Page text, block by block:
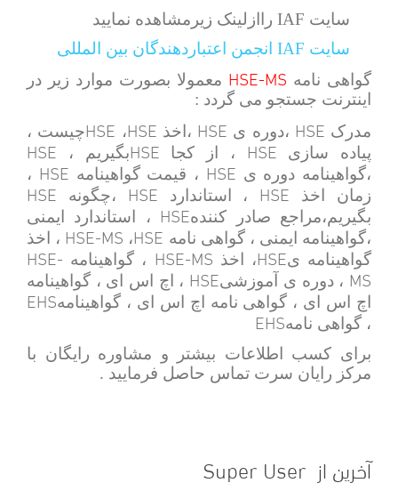
سایت IAF راازلینک زیرمشاهده نمایید
سایت IAF انجمن اعتباردهندگان بین المللی
گواهی نامه HSE-MS معمولا بصورت موارد زیر در
اینترنت جستجو می گردد :
مدرک HSE ،دوره ی HSE ،اخذ HSE، HSEچیست ،
پیاده سازی HSE ، از کجا HSEبگیریم ، HSE
،گواهینامه دوره ی HSE ، قیمت گواهینامه HSE ،
زمان اخذ HSE ، استاندارد HSE ،چگونه HSE
بگیریم،مراجع صادر کنندهHSE ، استاندارد ایمنی
،گواهینامه ایمنی ، گواهی نامه HSE، HSE-MS ، اخذ
گواهینامه یHSE، اخذ HSE-MS ، گواهینامه HSE-
MS ، دوره ی آموزشیHSE ، اچ اس ای ، گواهینامه
اچ اس ای ، گواهی نامه اچ اس ای ، گواهینامهEHS
، گواهی نامهEHS
برای کسب اطلاعات بیشتر و مشاوره رایگان با
مرکز رایان سرت تماس حاصل فرمایید .
آخرین از Super User